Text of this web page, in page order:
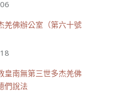
羌佛辦公室（第六十號
皇南無第三世多杰羌佛
們說法